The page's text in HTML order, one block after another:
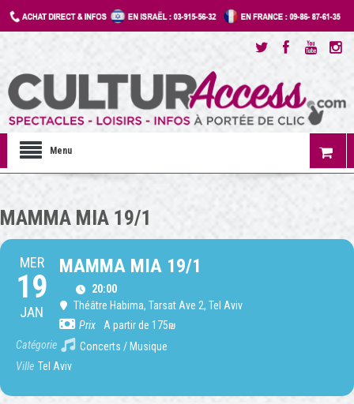
Menu
MAMMA MIA 19/1
MER
19
JAN
MAMMA MIA 19/1
20:00
Théâtre Habima, Tarsat Ave 2, Tel Aviv
Prix
A partir de 175₪
Catégorie
Concerts / Musique
Ville Tel Aviv